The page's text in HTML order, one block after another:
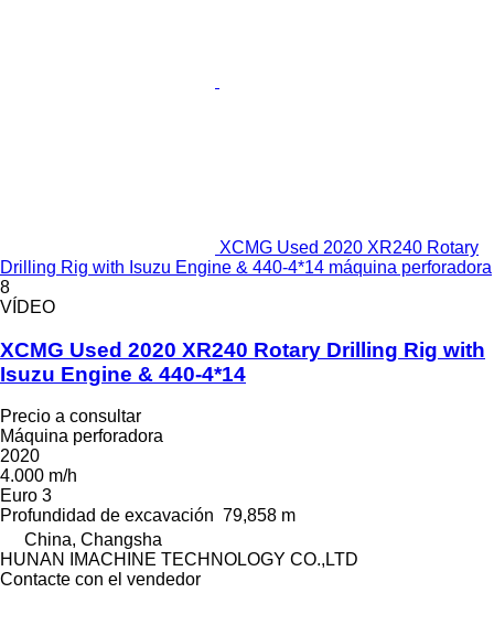
XCMG Used 2020 XR240 Rotary
Drilling Rig with Isuzu Engine & 440-4*14 máquina perforadora
8
VÍDEO
XCMG Used 2020 XR240 Rotary Drilling Rig with
Isuzu Engine & 440-4*14
Precio a consultar
Máquina perforadora
2020
4.000 m/h
Euro 3
Profundidad de excavación 79,858 m
China, Changsha
HUNAN IMACHINE TECHNOLOGY CO.,LTD
Contacte con el vendedor